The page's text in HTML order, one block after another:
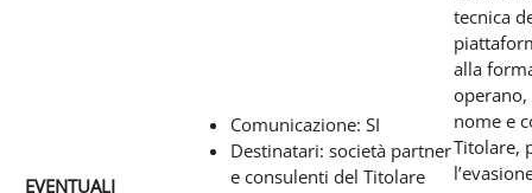
EVENTUALI
Comunicazione: SI
Destinatari: società partner
e consulenti del Titolare
tecnica
alla
operano,
nome e
Titolare,